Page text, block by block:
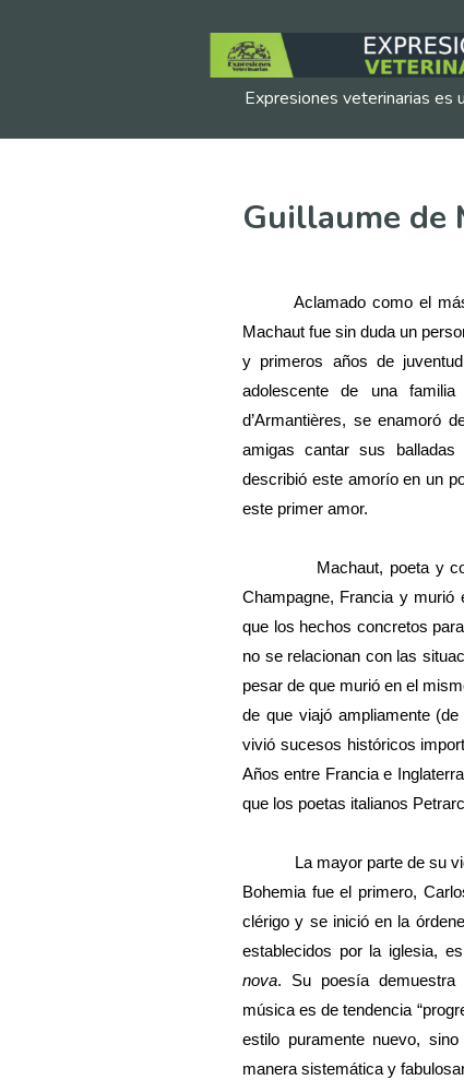
Expresiones veterinarias es
Guillaume de
Aclamado como el
Machaut fue sin duda un
y primeros años de
adolescente de una
d’Armantières, se enamoró
amigas cantar sus
describió este amorío en un
este primer amor.
Machaut, poeta y
Champagne, Francia y murió
que los hechos concretos
no se relacionan con las
pesar de que murió en el
de que viajó ampliamente
vivió sucesos históricos
Años entre Francia e
que los poetas italianos
La mayor parte de su
Bohemia fue el primero,
clérigo y se inició en la
establecidos por la iglesia,
nova. Su poesía demuestra
música es de tendencia
estilo puramente nuevo,
manera sistemática y